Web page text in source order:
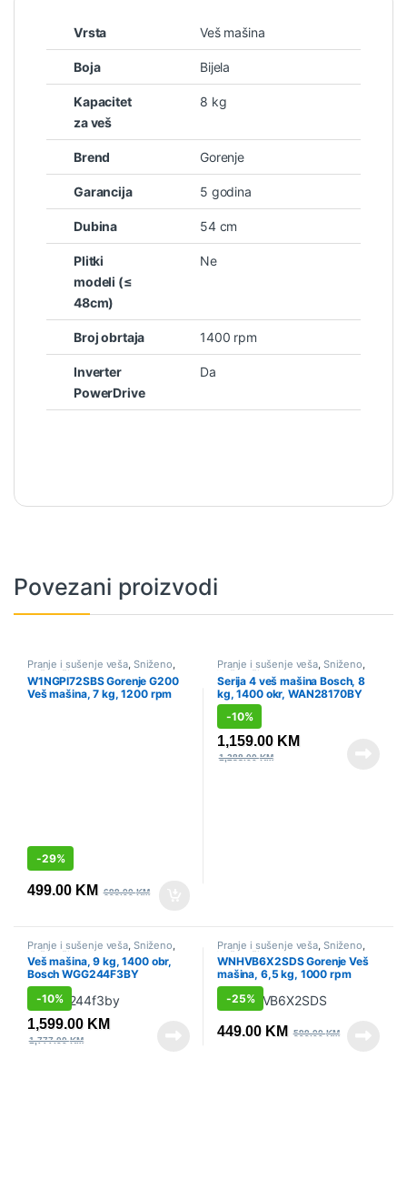
Vrsta Veš mašina
Boja Bijela
Kapacitet
za veš
8 kg
Brend Gorenje
Garancija 5 godina
Dubina 54 cm
Plitki
modeli (≤
48cm)
Ne
Broj obrtaja 1400 rpm
Inverter
PowerDrive
Da
Povezani proizvodi
Pranje i sušenje veša Sniženo
Veš mašine
W1NGPI72SBS Gorenje G200
Veš mašina, 7 kg, 1200 rpm
-29%
499.00 KM 699.00KM
Pranje i sušenje veša Sniženo
Veš mašine
Serija 4 veš mašina Bosch, 8
kg, 1400 okr, WAN28170BY
-10%
1,159.00 KM
1,288.00KM
Pranje i sušenje veša Sniženo
Veš mašine
Veš mašina, 9 kg, 1400 obr,
Bosch WGG244F3BY
-10%
1,599.00 KM
1,777.00KM
Pranje i sušenje veša Sniženo
Veš mašine
WNHVB6X2SDS Gorenje Veš
mašina, 6,5 kg, 1000 rpm
-25%
449.00 KM 599.00KM